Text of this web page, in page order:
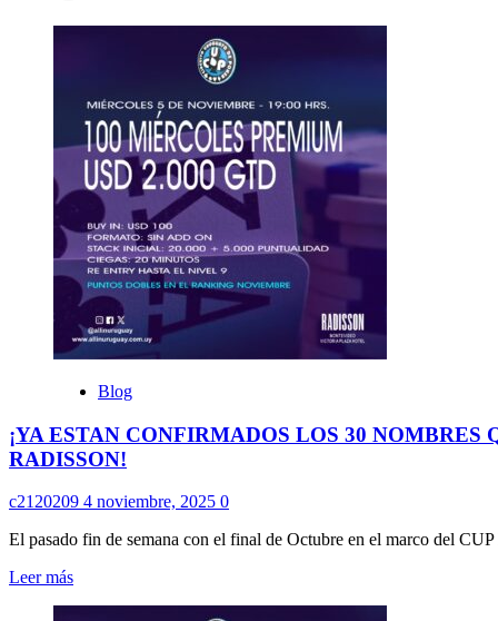
Blog
¡YA ESTAN CONFIRMADOS LOS 30
RADISSON!
c2120209 4 noviembre, 2025 0
El pasado fin de semana con el final de Octubre en el marco del
Leer másLeer